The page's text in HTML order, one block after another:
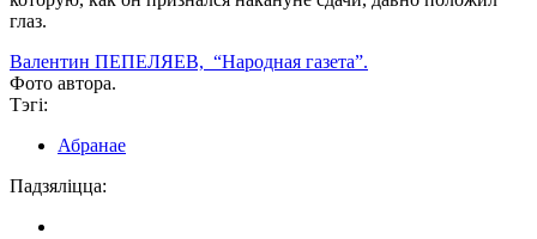
глаз.
Валентин ПЕПЕЛЯЕВ, “Народная газета”.
Фото автора.
Тэгі:
Абранае
Падзяліцца: